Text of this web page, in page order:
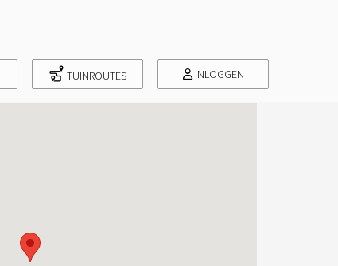
TUINROUTES INLOGGEN